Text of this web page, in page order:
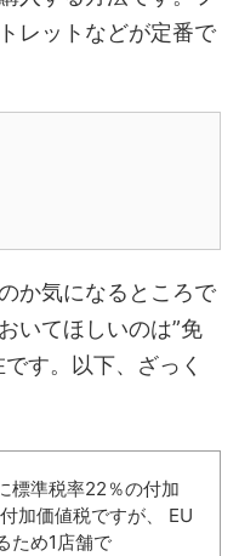
レットなどが定番で
か気になるところで
いてほしいのは”免
す。以下、ざっく
標準税率22％の付加
加価値税ですが、 EU
ため1店舗で